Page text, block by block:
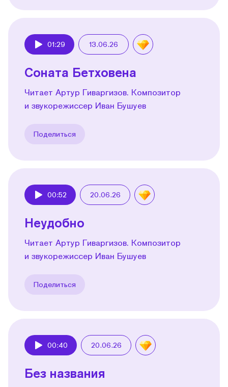
01:29 13.06.26
Соната Бетховена
Читает Артур Гиваргизов. Композитор
и звукорежиссер Иван Бушуев
Поделиться
00:52 20.06.26
Неудобно
Читает Артур Гиваргизов. Композитор
и звукорежиссер Иван Бушуев
Поделиться
00:40 20.06.26
Без названия